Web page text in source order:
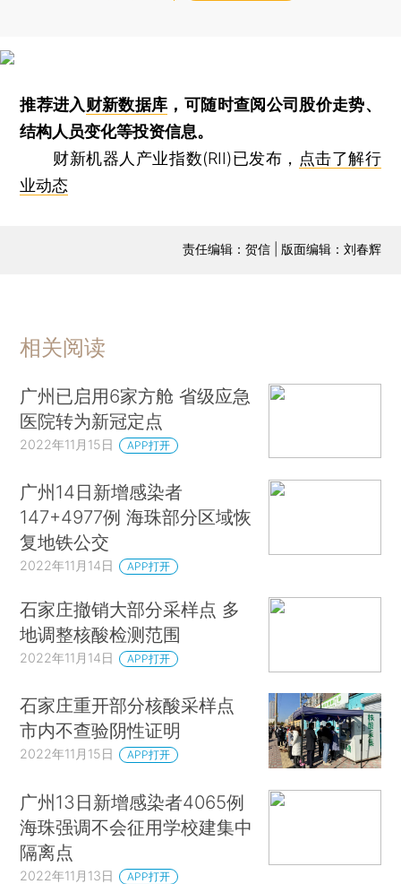
推荐进入财新数据库 ，可随时查阅公司股价走势、
结构人员变化等投资信息。
财新机器人产业指数(RII)已发布， 点击了解行
业动态
责任编辑：贺信 | 版面编辑：刘春辉
相关阅读
广州已启用6家方舱 省级应急
医院转为新冠定点
2022年11月15日 APP打开
广州14日新增感染者
147+4977例 海珠部分区域恢
复地铁公交
2022年11月14日 APP打开
石家庄撤销大部分采样点 多
地调整核酸检测范围
2022年11月14日 APP打开
石家庄重开部分核酸采样点
市内不查验阴性证明
2022年11月15日 APP打开
广州13日新增感染者4065例
海珠强调不会征用学校建集中
隔离点
2022年11月13日 APP打开